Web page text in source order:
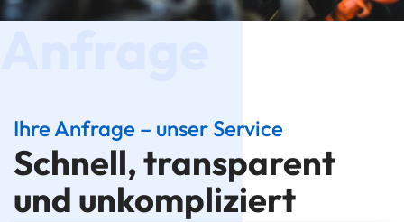
Ihre Anfrage – unser Service
Schnell, transparent
und unkompliziert